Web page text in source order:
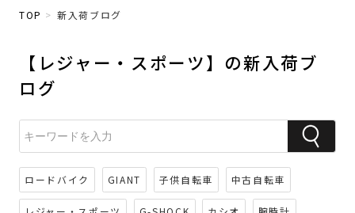
TOP 新入荷ブログ
【レジャー・スポーツ】の新入荷ブ
ログ
ロードバイク GIANT 子供自転車 中古自転車